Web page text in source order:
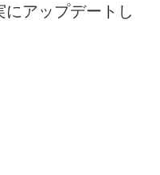
アップデートし